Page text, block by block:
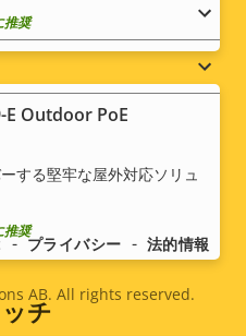
推奨
E Outdoor PoE
する堅牢な屋外対応ソリュ
推奨
チ
AB. All rights reserved.
プライバシー 法的情報